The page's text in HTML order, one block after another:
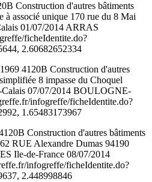
Construction d'autres bâtiments
à associé unique 170 rue du 8 Mai
01/07/2014 ARRAS
ficheIdentite.do?
2.60682652334
4120B Construction d'autres
8 impasse du Choquel
Calais 07/07/2014 BOULOGNE-
infogreffe/ficheIdentite.do?
1.65483173967
Construction d'autres bâtiments
RUE Alexandre Dumas 94190
Ile-de-France 08/07/2014
infogreffe/ficheIdentite.do?
2.448998846